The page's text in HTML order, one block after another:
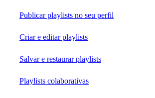
Publicar playlists no seu perfil
Criar e editar playlists
Salvar e restaurar playlists
Playlists colaborativas